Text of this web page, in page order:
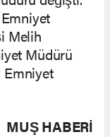
Melih
Müdürü
Emniyet
MUŞ HABERİ